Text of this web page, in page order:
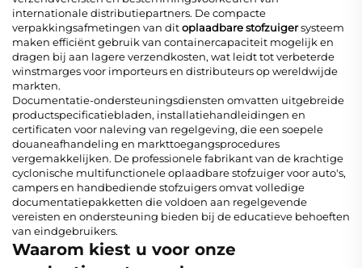
internationale distributiepartners. De compacte
verpakkingsafmetingen van ditoplaadbare stofzuigersysteem
maken efficiënt gebruik van containercapaciteit mogelijk en
dragen bij aan lagere verzendkosten, wat leidt tot verbeterde
winstmarges voor importeurs en distributeurs op wereldwijde
markten.
Documentatie-ondersteuningsdiensten omvatten uitgebreide
productspecificatiebladen, installatiehandleidingen en
certificaten voor naleving van regelgeving, die een soepele
douaneafhandeling en markttoegangsprocedures
vergemakkelijken. De professionele fabrikant van de krachtige
cyclonische multifunctionele oplaadbare stofzuiger voor auto's,
campers en handbediende stofzuigers omvat volledige
documentatiepakketten die voldoen aan regelgevende
vereisten en ondersteuning bieden bij de educatieve behoeften
van eindgebruikers.
Waarom kiest u voor onze